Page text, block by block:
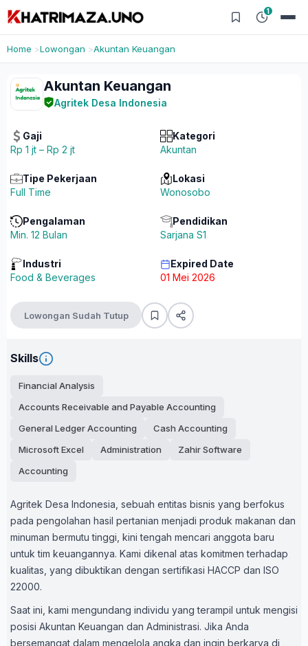
1
Home Lowongan Akuntan Keuangan
Akuntan Keuangan
Agritek Desa Indonesia
Gaji
Rp 1 jt – Rp 2 jt
Kategori
Akuntan
Tipe Pekerjaan
Full Time
Lokasi
Wonosobo
Pengalaman
Min. 12 Bulan
Pendidikan
Sarjana S1
Industri
Food & Beverages
Expired Date
01 Mei 2026
Lowongan Sudah Tutup
Skills
Financial Analysis
Accounts Receivable and Payable Accounting
General Ledger Accounting
Cash Accounting
Microsoft Excel
Administration
Zahir Software
Accounting
Agritek Desa Indonesia, sebuah entitas bisnis yang berfokus
pada pengolahan hasil pertanian menjadi produk makanan dan
minuman bermutu tinggi, kini tengah mencari anggota baru
untuk tim keuangannya. Kami dikenal atas komitmen terhadap
kualitas, yang dibuktikan dengan sertifikasi HACCP dan ISO
22000.
Saat ini, kami mengundang individu yang terampil untuk mengisi
posisi Akuntan Keuangan dan Administrasi. Jika Anda
bersemangat dalam mengelola angka dan ingin berkarya di